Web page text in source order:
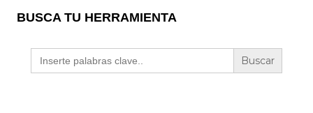
BUSCA TU HERRAMIENTA
Buscar: